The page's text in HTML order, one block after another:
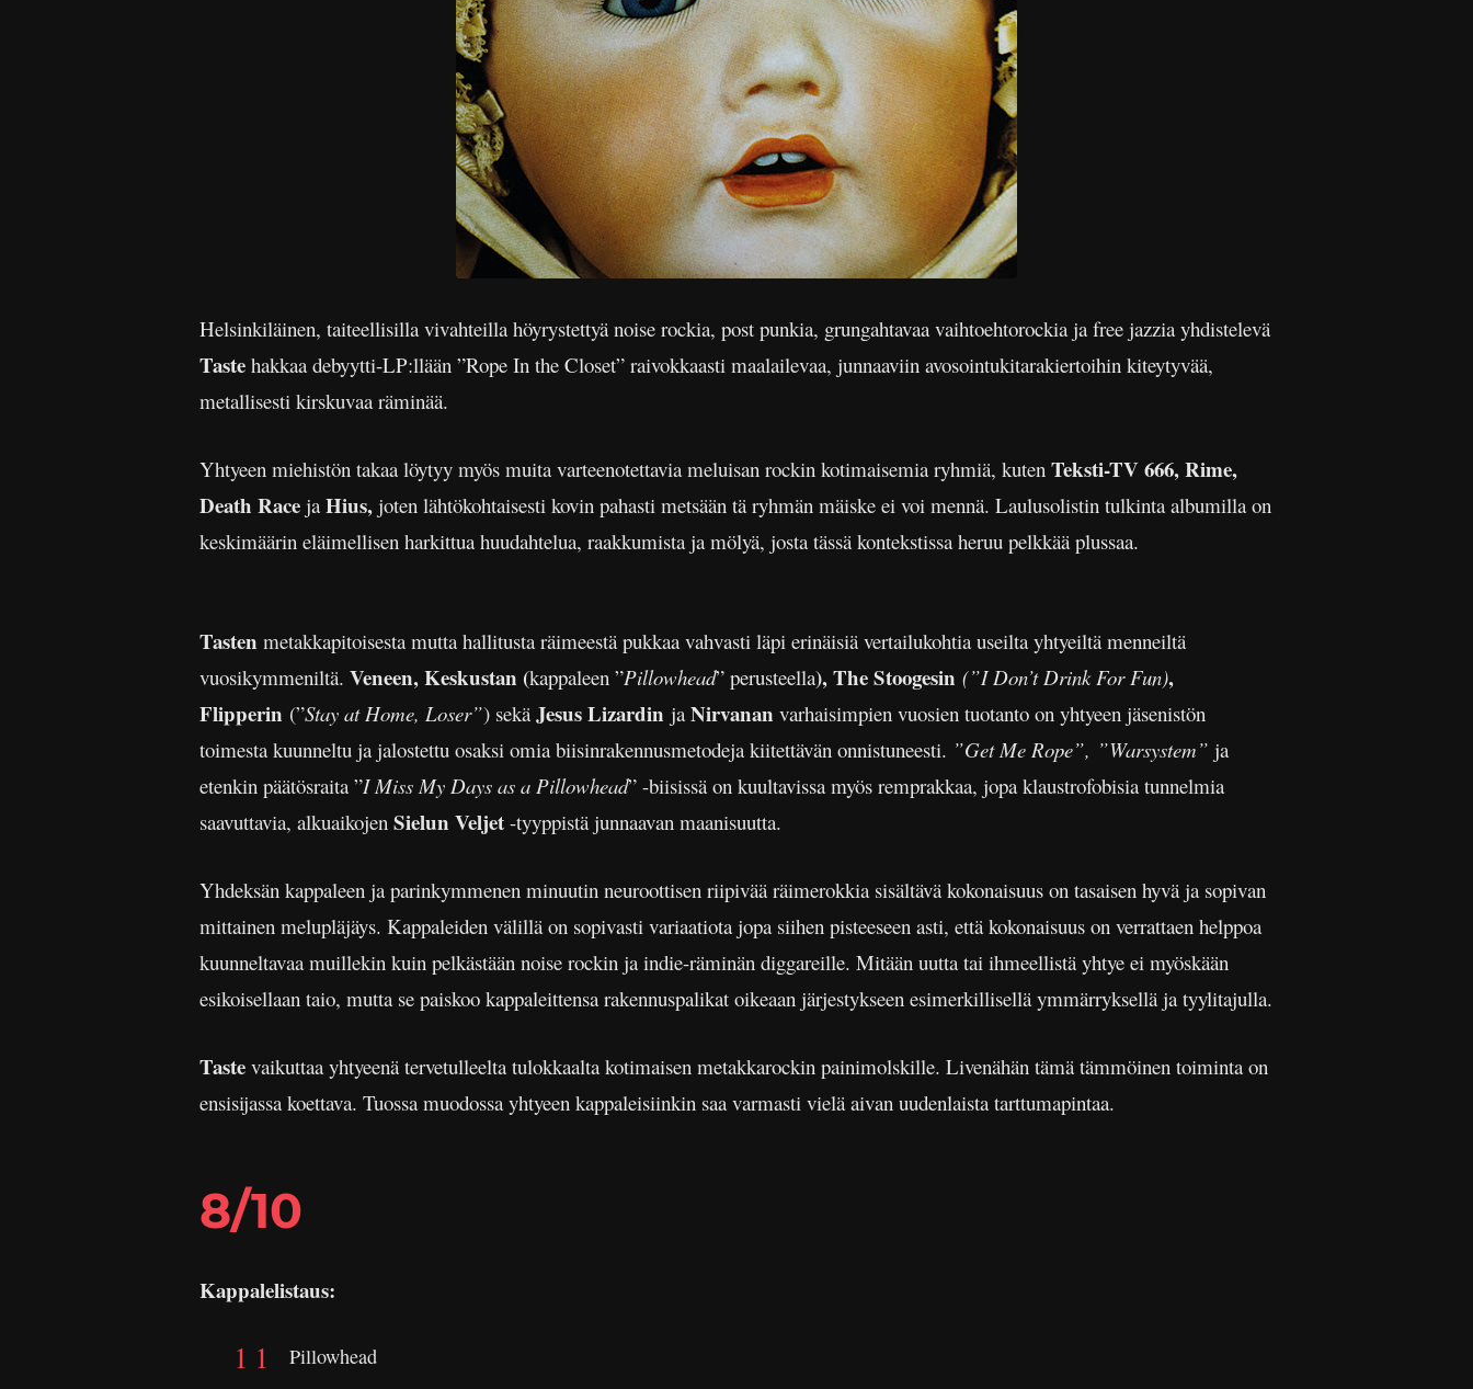
Helsinkiläinen, taiteellisilla vivahteilla höyrystettyä noise rockia, post punkia, grungahtavaa vaihtoehtorockia ja free jazzia yhdistelevä
Taste hakkaa debyytti-LP:llään ”Rope In the Closet” raivokkaasti maalailevaa, junnaaviin avosointukitarakiertoihin kiteytyvää,
metallisesti kirskuvaa räminää.
Yhtyeen miehistön takaa löytyy myös muita varteenotettavia meluisan rockin kotimaisemia ryhmiä, kuten Teksti-TV 666, Rime,
Death Race jaHius, joten lähtökohtaisesti kovin pahasti metsään tä ryhmän mäiske ei voi mennä. Laulusolistin tulkinta albumilla on
keskimäärin eläimellisen harkittua huudahtelua, raakkumista ja mölyä, josta tässä kontekstissa heruu pelkkää plussaa.
Tasten metakkapitoisesta mutta hallitusta räimeestä pukkaa vahvasti läpi erinäisiä vertailukohtia useilta yhtyeiltä menneiltä
vuosikymmeniltä. Veneen, Keskustan (kappaleen ”Pillowhead” perusteella), The Stoogesin (”I Don’t Drink For Fun),
Flipperin (”Stay at Home, Loser”) sekäJesus Lizardin jaNirvanan varhaisimpien vuosien tuotanto on yhtyeen jäsenistön
toimesta kuunneltu ja jalostettu osaksi omia biisinrakennusmetodeja kiitettävän onnistuneesti. ”Get Me Rope”, ”Warsystem” ja
etenkin päätösraita ”I Miss My Days as a Pillowhead” -biisissä on kuultavissa myös remprakkaa, jopa klaustrofobisia tunnelmia
saavuttavia, alkuaikojen Sielun Veljet -tyyppistä junnaavan maanisuutta.
Yhdeksän kappaleen ja parinkymmenen minuutin neuroottisen riipivää räimerokkia sisältävä kokonaisuus on tasaisen hyvä ja sopivan
mittainen melupläjäys. Kappaleiden välillä on sopivasti variaatiota jopa siihen pisteeseen asti, että kokonaisuus on verrattaen helppoa
kuunneltavaa muillekin kuin pelkästään noise rockin ja indie-räminän diggareille. Mitään uutta tai ihmeellistä yhtye ei myöskään
esikoisellaan taio, mutta se paiskoo kappaleittensa rakennuspalikat oikeaan järjestykseen esimerkillisellä ymmärryksellä ja tyylitajulla.
Taste vaikuttaa yhtyeenä tervetulleelta tulokkaalta kotimaisen metakkarockin painimolskille. Livenähän tämä tämmöinen toiminta on
ensisijassa koettava. Tuossa muodossa yhtyeen kappaleisiinkin saa varmasti vielä aivan uudenlaista tarttumapintaa.
8/10
Kappalelistaus:
Pillowhead